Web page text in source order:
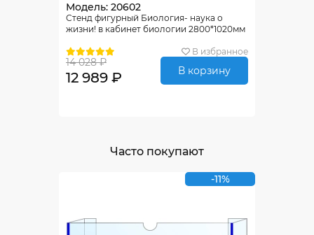
Модель: 20602
Стенд фигурный Биология- наука о
жизни! в кабинет биологии 2800*1020мм
В избранное
14 028 ₽
12 989 ₽ В корзину
Часто покупают
-11%